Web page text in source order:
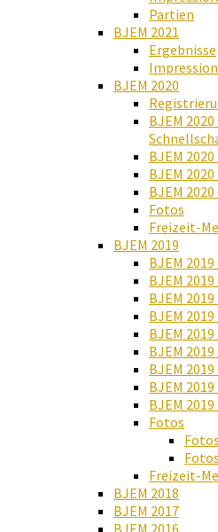
Partien
BJEM 2021
Ergebnisse
BJEM 2020
BJEM
BJEM
BJEM
BJEM
Fotos
Freizeit-
BJEM 2019
BJEM
BJEM
BJEM 2019
BJEM 2019
BJEM
BJEM 2019
BJEM 2019
BJEM 2019
BJEM 2019
Fotos
Freizeit-
BJEM 2018
BJEM 2017
BJEM 2016